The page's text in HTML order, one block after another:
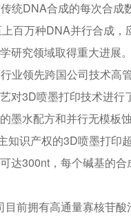
统DNA合成的每次合成
百万种DNA并行合成，
研究领域取得重大进展。
业领先跨国公司技术高
对3D喷墨打印技术进行
墨水配方和并行无模板
识产权的3D喷墨打印
达300nt，每个碱基的
前拥有高通量寡核苷